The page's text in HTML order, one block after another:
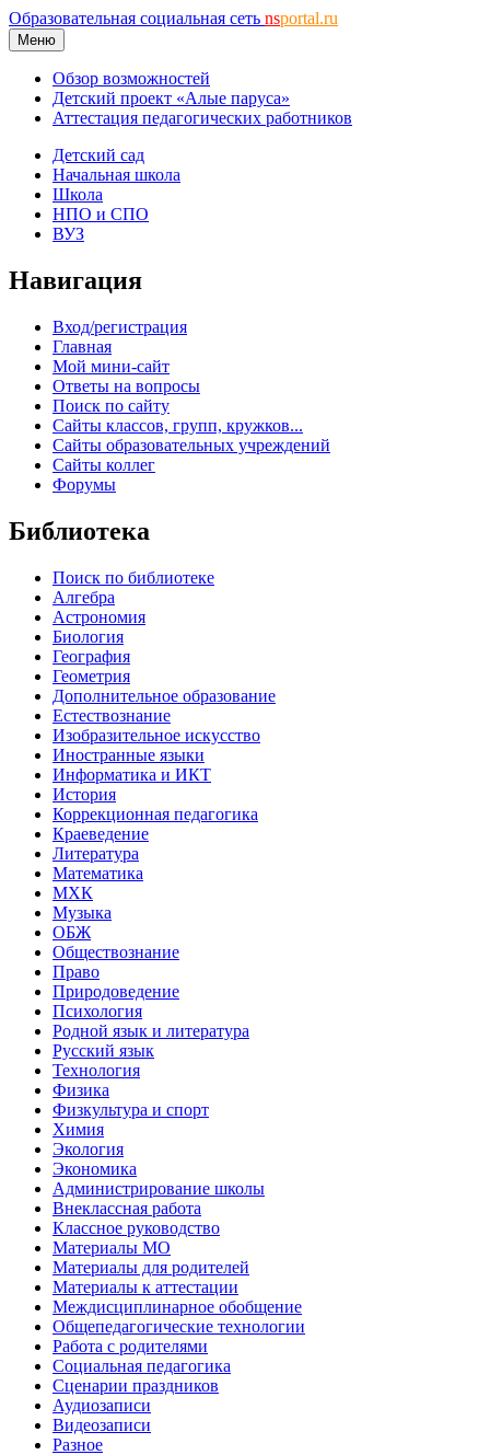
Образовательная социальная сеть nsportal.ru
Меню
Обзор возможностей
Детский проект «Алые паруса»
Аттестация педагогических работников
Детский сад
Начальная школа
Школа
НПО и СПО
ВУЗ
Навигация
Вход/регистрация
Главная
Мой мини-сайт
Ответы на вопросы
Поиск по сайту
Сайты классов, групп, кружков...
Сайты образовательных учреждений
Сайты коллег
Форумы
Библиотека
Поиск по библиотеке
Алгебра
Астрономия
Биология
География
Геометрия
Дополнительное образование
Естествознание
Изобразительное искусство
Иностранные языки
Информатика и ИКТ
История
Коррекционная педагогика
Краеведение
Литература
Математика
МХК
Музыка
ОБЖ
Обществознание
Право
Природоведение
Психология
Родной язык и литература
Русский язык
Технология
Физика
Физкультура и спорт
Химия
Экология
Экономика
Администрирование школы
Внеклассная работа
Классное руководство
Материалы МО
Материалы для родителей
Материалы к аттестации
Междисциплинарное обобщение
Общепедагогические технологии
Работа с родителями
Социальная педагогика
Сценарии праздников
Аудиозаписи
Видеозаписи
Разное